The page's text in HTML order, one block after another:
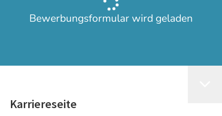
Bewerbungsformular wird geladen
Karriereseite